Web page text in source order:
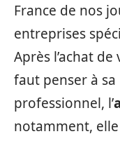
France de nos
entreprises
Après l’achat
faut penser à
professionnel, l’
notamment,